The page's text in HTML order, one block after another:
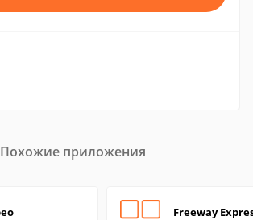
Похожие приложения
Freeway